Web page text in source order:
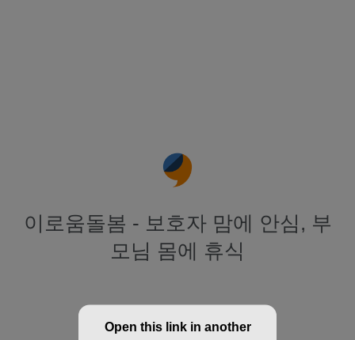
이로움돌봄 - 보호자 맘에 안심, 부
모님 몸에 휴식